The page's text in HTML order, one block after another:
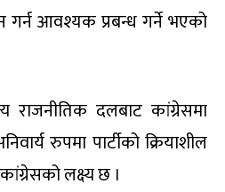
गर्न आवश्यक प्रबन्ध गर्ने भएको
राजनीतिक दलबाट कांग्रेसमा
रुपमा पार्टीको क्रियाशील
लक्ष्य छ ।